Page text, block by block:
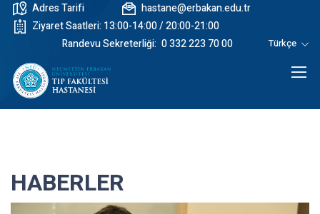
Adres Tarifi
hastane@erbakan.edu.tr
Ziyaret Saatleri: 13:00-14:00 / 20:00-21:00
Randevu Sekreterliği: 0 332 223 70 00 Türkçe
HABERLER